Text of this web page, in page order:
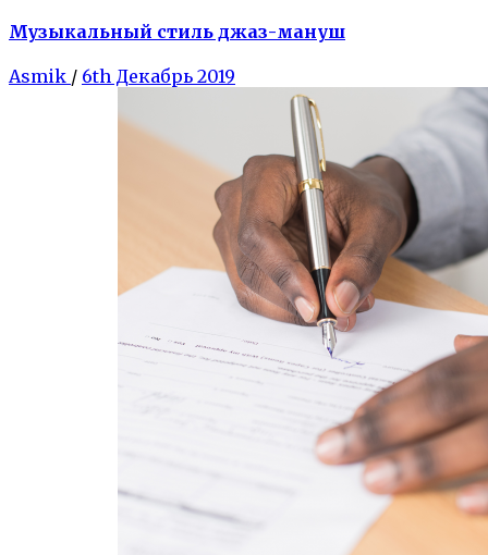
Музыкальный стиль джаз-мануш
Asmik / 6th Декабрь 2019